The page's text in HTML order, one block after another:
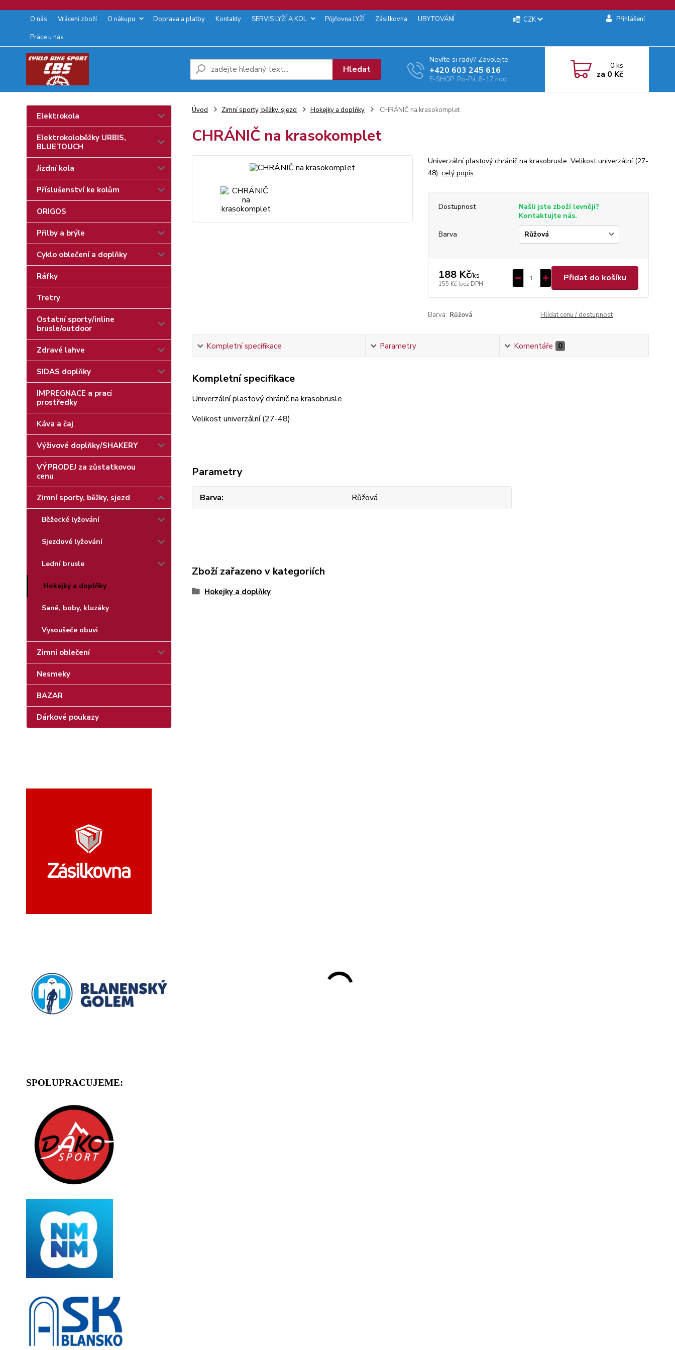
O nás Vrácení zboží O nákupu Doprava a platby Kontakty SERVIS LYŽÍ A KOL Půjčovna LYŽÍ Zásilkovna
UBYTOVÁNÍ
Práce u nás
CZK Přihlášení
Hledat
Nevíte si rady? Zavolejte.
+‭420 603 245 616‬
E-SHOP: Po-Pá, 8-17 hod.
0ks
za 0 Kč
Elektrokola
Elektrokoloběžky URBIS,
BLUETOUCH
Jízdní kola
Příslušenství ke kolům
ORIGOS
Přilby a brýle
Cyklo oblečení a doplňky
Ráfky
Tretry
Ostatní sporty/inline
brusle/outdoor
Zdravé lahve
SIDAS doplňky
IMPREGNACE a prací
prostředky
Káva a čaj
Výživové doplňky/SHAKERY
VÝPRODEJ za zůstatkovou
cenu
Zimní sporty, běžky, sjezd
Běžecké lyžování
Sjezdové lyžování
Lední brusle
Hokejky a doplňky
Saně, boby, kluzáky
Vysoušeče obuvi
Zimní oblečení
Nesmeky
BAZAR
Dárkové poukazy
SPOLUPRACUJEME:
Úvod Zimní sporty, běžky, sjezd Hokejky a doplňky CHRÁNIČ na krasokomplet
CHRÁNIČ na krasokomplet
Univerzální plastový chránič na krasobrusle. Velikost univerzální (27-
48). celý popis
Dostupnost
Našli jste zboží levněji?
Kontaktujte nás.
Barva
188 Kč/ks
155 Kč bez DPH
Přidat do košíku
Barva: Růžová Hlídat cenu / dostupnost
Kompletní specifikace Parametry Komentáře 0
Kompletní specifikace
Univerzální plastový chránič na krasobrusle.
Velikost univerzální (27-48).
Parametry
Barva Růžová
Zboží zařazeno v kategoriích
Hokejky a doplňky